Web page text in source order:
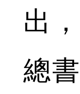
出
總